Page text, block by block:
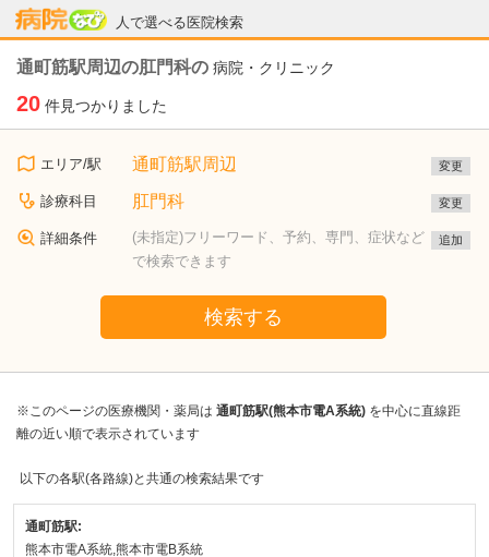
人で選べる医院検索
病院なび
通町筋駅周辺の肛門科の 病院・クリニック
20 件見つかりました
エリア/駅 通町筋駅周辺 変更
診療科目 肛門科 変更
詳細条件
(未指定)フリーワード、予約、専門、症状など
で検索できます
追加
検索する
※このページの医療機関・薬局は 通町筋駅(熊本市電A系統) を中心に直線距
離の近い順で表示されています
以下の各駅(各路線)と共通の検索結果です
通町筋駅:
熊本市電A系統,熊本市電B系統